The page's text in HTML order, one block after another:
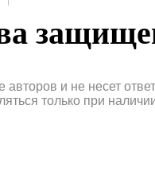
и не несет
только при